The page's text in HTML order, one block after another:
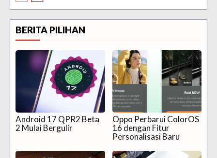
BERITA PILIHAN
Android 17 QPR2 Beta
2 Mulai Bergulir
Oppo Perbarui ColorOS
16 dengan Fitur
Personalisasi Baru